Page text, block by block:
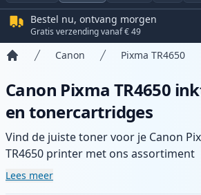
Bestel nu, ontvang morgen
Gratis verzending vanaf € 49
Canon Pixma TR4650
Canon Pixma TR4650
en tonercartridges
Vind de juiste toner voor je Canon
TR4650 printer met ons assortiment
compatibele en high-yield cartridges.
Lees meer